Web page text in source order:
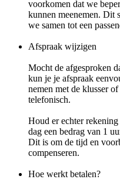
voorkomen dat we
kunnen meenemen. Dit
we samen tot een
Afspraak wijzigen
Mocht de afgesproken
kun je je afspraak
nemen met de klusser
telefonisch.
Houd er echter
dag een bedrag van 1
Dit is om de tijd en
compenseren.
Hoe werkt betalen?